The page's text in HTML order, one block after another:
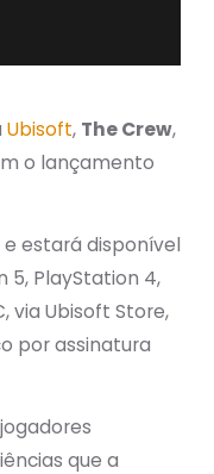
Ubisoft, The Crew,
o lançamento
estará disponível
5, PlayStation 4,
via Ubisoft Store,
por assinatura
que a